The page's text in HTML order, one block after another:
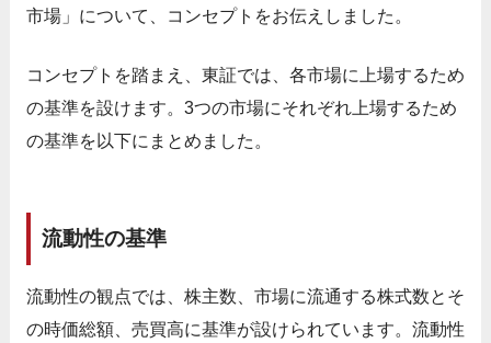
市場」について、コンセプトをお伝えしました。
コンセプトを踏まえ、東証では、各市場に上場するため
の基準を設けます。3つの市場にそれぞれ上場するため
の基準を以下にまとめました。
流動性の基準
流動性の観点では、株主数、市場に流通する株式数とそ
の時価総額、売買高に基準が設けられています。流動性